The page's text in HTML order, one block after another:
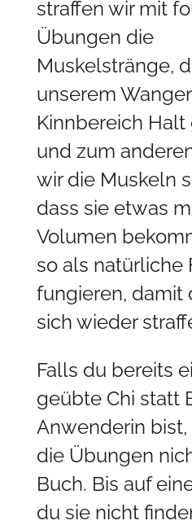
straffen wir mit
Übungen die
Muskelstränge,
unserem
Kinnbereich Halt
und zum
wir die Muskeln
dass sie etwas
Volumen
so als natürliche
fungieren, damit
sich wieder
Falls du bereits
geübte Chi statt
Anwenderin bist,
die Übungen
Buch. Bis auf
du sie nicht